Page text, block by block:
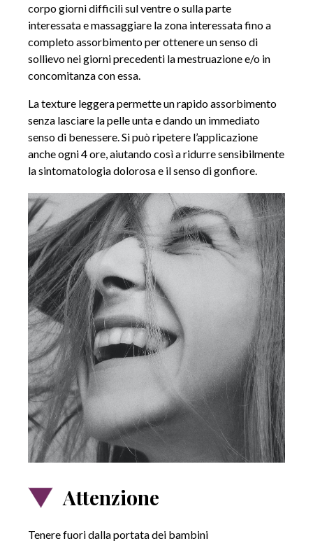
corpo giorni difficili sul ventre o sulla parte
interessata e massaggiare la zona interessata fino a
completo assorbimento per ottenere un senso di
sollievo nei giorni precedenti la mestruazione e/o in
concomitanza con essa.
La texture leggera permette un rapido assorbimento
senza lasciare la pelle unta e dando un immediato
senso di benessere. Si può ripetere l’applicazione
anche ogni 4 ore, aiutando così a ridurre sensibilmente
la sintomatologia dolorosa e il senso di gonfiore.
Attenzione
Tenere fuori dalla portata dei bambini